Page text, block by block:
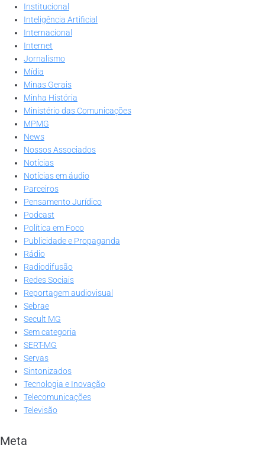
Institucional
Inteligência Artificial
Internacional
Internet
Jornalismo
Mídia
Minas Gerais
Minha História
Ministério das Comunicações
MPMG
News
Nossos Associados
Notícias
Notícias em áudio
Parceiros
Pensamento Jurídico
Podcast
Política em Foco
Publicidade e Propaganda
Rádio
Radiodifusão
Redes Sociais
Reportagem audiovisual
Sebrae
Secult MG
Sem categoria
SERT-MG
Servas
Sintonizados
Tecnologia e Inovação
Telecomunicações
Televisão
Meta